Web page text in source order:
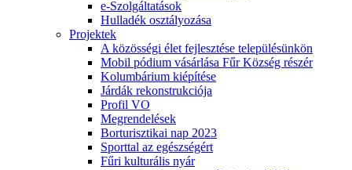
e-Szolgáltatások
Hulladék osztályozása
Projektek
A közösségi élet fejlesztése településünkön
Mobil pódium vásárlása Fűr Község részér
Kolumbárium kiépítése
Járdák rekonstrukciója
Profil VO
Megrendelések
Borturisztikai nap 2023
Sporttal az egészségért
Fűri kulturális nyár